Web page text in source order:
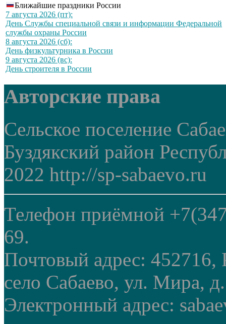
Ближайшие праздники России
7 августа 2026 (пт):
День Службы специальной связи и информации Федеральной
службы охраны России
8 августа 2026 (сб):
День физкультурника в России
9 августа 2026 (вс):
День строителя в России
Авторские права
Сельское поселение
Буздякский район
2022 http://sp-sabaevo.ru
Телефон приёмной
69.
Почтовый адрес: 452716,
село Сабаево, ул. Мира,
Электронный адрес: